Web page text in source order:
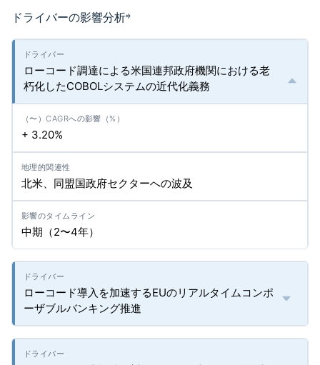
ドライバーの影響分析*
ローコード調達による米国連邦政府機関における老
朽化したCOBOLシステムの近代化義務
+ 3.20%
北米、同盟国政府セクターへの波及
中期（2〜4年）
ローコード導入を加速するEUのリアルタイムコンポ
ーザブルバンキング推進